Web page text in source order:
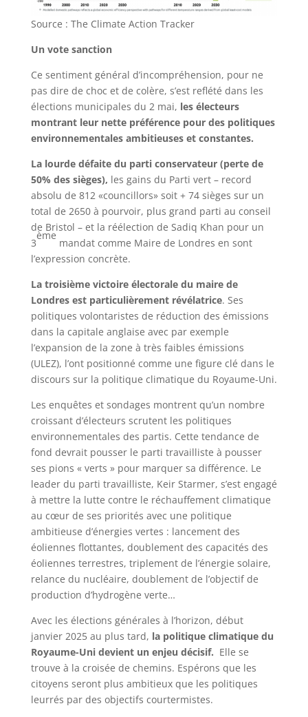
Source : The Climate Action Tracker
Un vote sanction
Ce sentiment général d’incompréhension, pour ne
pas dire de choc et de colère, s’est reflété dans les
élections municipales du 2 mai, les électeurs
montrant leur nette préférence pour des politiques
environnementales ambitieuses et constantes.
La lourde défaite du parti conservateur (perte de
50% des sièges), les gains du Parti vert – record
absolu de 812 «councillors» soit + 74 sièges sur un
total de 2650 à pourvoir, plus grand parti au conseil
de Bristol – et la réélection de Sadiq Khan pour un
3
ème
mandat comme Maire de Londres en sont
l’expression concrète.
La troisième victoire électorale du maire de
Londres est particulièrement révélatrice. Ses
politiques volontaristes de réduction des émissions
dans la capitale anglaise avec par exemple
l’expansion de la zone à très faibles émissions
(ULEZ), l’ont positionné comme une figure clé dans le
discours sur la politique climatique du Royaume-Uni.
Les enquêtes et sondages montrent qu’un nombre
croissant d’électeurs scrutent les politiques
environnementales des partis. Cette tendance de
fond devrait pousser le parti travailliste à pousser
ses pions « verts » pour marquer sa différence. Le
leader du parti travailliste, Keir Starmer, s’est engagé
à mettre la lutte contre le réchauffement climatique
au cœur de ses priorités avec une politique
ambitieuse d’énergies vertes : lancement des
éoliennes flottantes, doublement des capacités des
éoliennes terrestres, triplement de l’énergie solaire,
relance du nucléaire, doublement de l’objectif de
production d’hydrogène verte…
Avec les élections générales à l’horizon, début
janvier 2025 au plus tard, la politique climatique du
Royaume-Uni devient un enjeu décisif. Elle se
trouve à la croisée de chemins. Espérons que les
citoyens seront plus ambitieux que les politiques
leurrés par des objectifs courtermistes.